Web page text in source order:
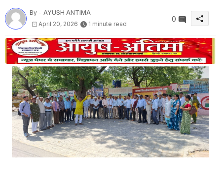
By - AYUSH ANTIMA
April 20, 2026
1 minute read
0